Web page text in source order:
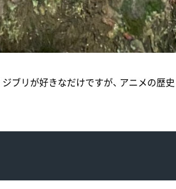
リが好きなだけですが、 アニメの歴